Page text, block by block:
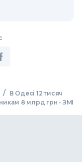
/
В Одесі 12 тисяч
8 млрд грн - ЗМІ